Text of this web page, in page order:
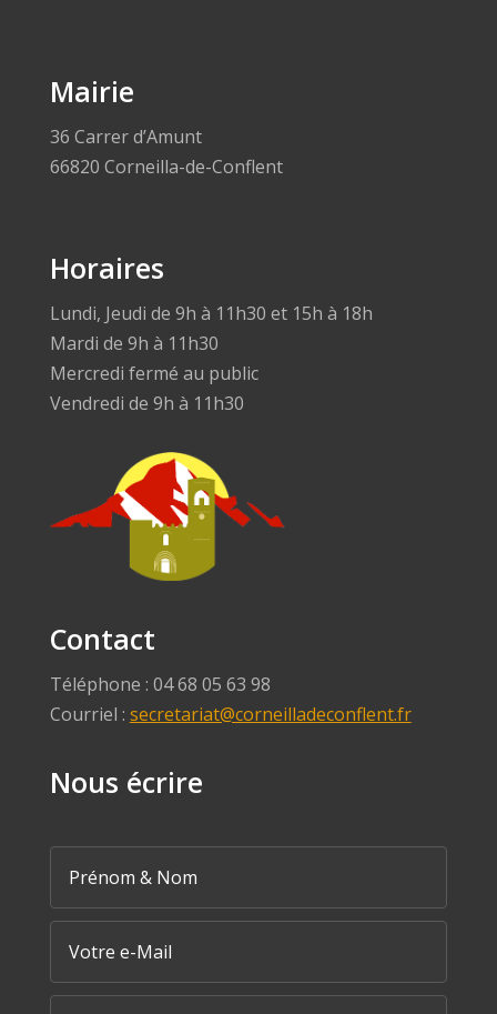
Mairie
36 Carrer d’Amunt
66820 Corneilla-de-Conflent
Horaires
Lundi, Jeudi de 9h à 11h30 et 15h à 18h
Mardi de 9h à 11h30
Mercredi fermé au public
Vendredi de 9h à 11h30
Contact
Téléphone : 04 68 05 63 98
Courriel : secretariat@corneilladeconflent.fr
Nous écrire